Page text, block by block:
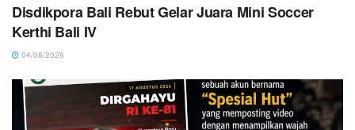
Disdikpora Bali Rebut Gelar Juara Mini Soccer
Kerthi Bali IV
04/08/2026